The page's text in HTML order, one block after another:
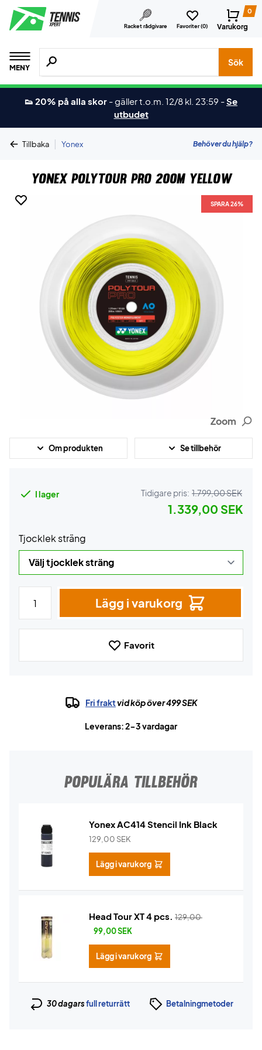
Racket rådgivare Favoriter (0)
0
Varukorg
MENY
Sök efter produkter, märken osv.
Sök
👟 20% på alla skor -gäller t.o.m. 12/8 kl. 23:59 -Se
utbudet
Tillbaka | Yonex Behöver du hjälp?
Yonex Polytour Pro 200M Yellow
SPARA 26%
Zoom
Om produkten Se tillbehör
I lager Tidigare pris: 1.799,00 SEK
1.339,00 SEK
Tjocklek sträng
Lägg i varukorg
Favorit
Fri fraktvid köp över 499 SEK
Leverans: 2-3 vardagar
POPULÄRA TILLBEHÖR
Yonex AC414 Stencil Ink Black
129,00 SEK
Lägg i varukorg
Head Tour XT 4 pcs. 129,00
99,00SEK
Lägg i varukorg
30 dagarsfull returrätt Betalningmetoder